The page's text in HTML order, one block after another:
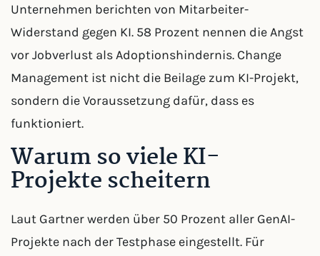
Unternehmen berichten von Mitarbeiter-
Widerstand gegen KI. 58 Prozent nennen die Angst
vor Jobverlust als Adoptionshindernis. Change
Management ist nicht die Beilage zum KI-Projekt,
sondern die Voraussetzung dafür, dass es
funktioniert.
Warum so viele KI-
Projekte scheitern
Laut Gartner werden über 50 Prozent aller GenAI-
Projekte nach der Testphase eingestellt. Für